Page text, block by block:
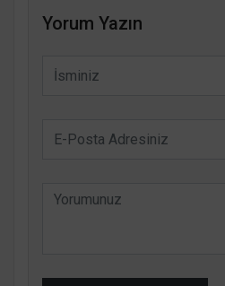
Yorum Yazın